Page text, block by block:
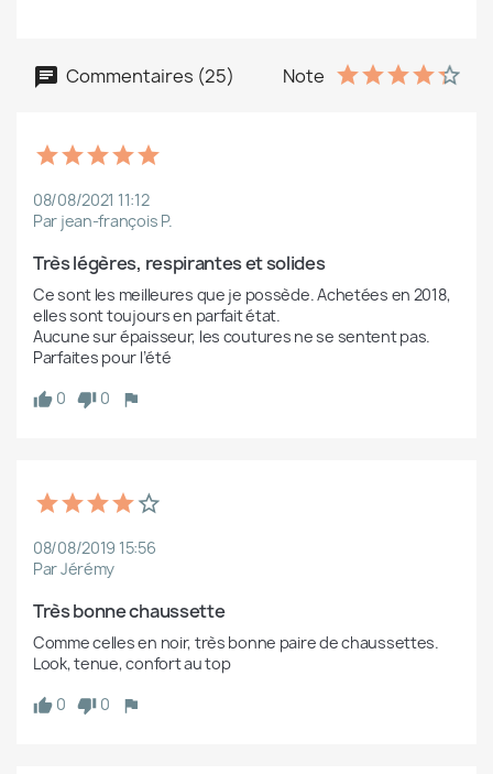
Commentaires (25) Note
08/08/2021 11:12
Par jean-françois P.
Très légères, respirantes et solides
Ce sont les meilleures que je possède. Achetées en 2018,
elles sont toujours en parfait état.
Aucune sur épaisseur, les coutures ne se sentent pas.
Parfaites pour l’été
0
0
08/08/2019 15:56
Par Jérémy
Très bonne chaussette
Comme celles en noir, très bonne paire de chaussettes.
Look, tenue, confort au top
0
0